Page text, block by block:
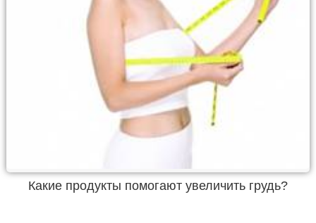
Какие продукты помогают увеличить грудь?